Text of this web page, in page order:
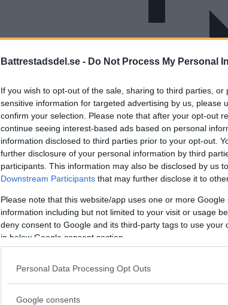
Battrestadsdel.se - Do Not Process My Personal
If you wish to opt-out of the sale, sharing to third parties,
sensitive information for targeted advertising by us, please
confirm your selection. Please note that after your opt-out
continue seeing interest-based ads based on personal
information disclosed to third parties prior to your opt-out.
further disclosure of your personal information by third
participants. This information may also be disclosed by us
Downstream Participants that may further disclose it to
Please note that this website/app uses one or more
information including but not limited to your visit or usage
deny consent to Google and its third-party tags to use your
in below Google consent section.
Personal Data Processing Opt Outs
Google consents
Lägg till i kalender